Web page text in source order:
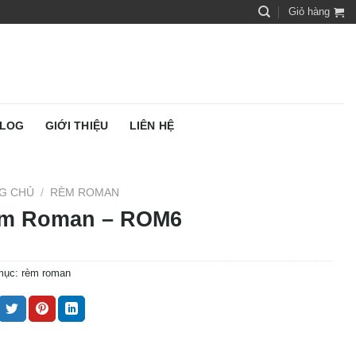
Giỏ hàng
GIỚI THIỆU LIÊN HỆ
CHỦ / RÈM ROMAN
Roman – ROM6
rèm roman